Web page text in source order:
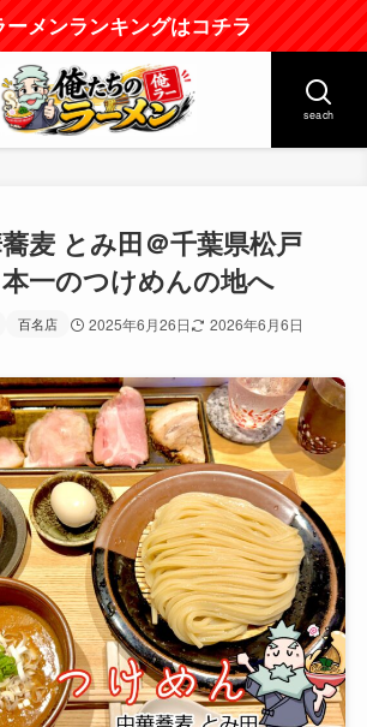
ーメンランキングはコチラ
seach
蕎麦 とみ田＠千葉県松戸
一のつけめんの地へ
百名店 2025年6月26日 2026年6月6日